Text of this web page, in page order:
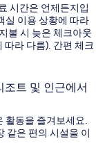
시간은 언제든지입
실 이용 상황에 따라
불 시 늦은 체크아웃
따라 다름). 간편 체크
조트 및 인근에서
활동을 즐겨보세요.
같은 편의 시설을 이